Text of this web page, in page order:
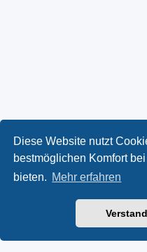
Diese Website nutzt
bestmöglichen Komfort
bieten. Mehr erfahren